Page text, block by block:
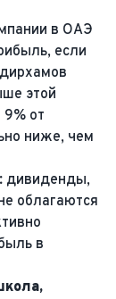
в ОАЭ
если
этой
от
ниже, чем
дивиденды,
облагаются
в